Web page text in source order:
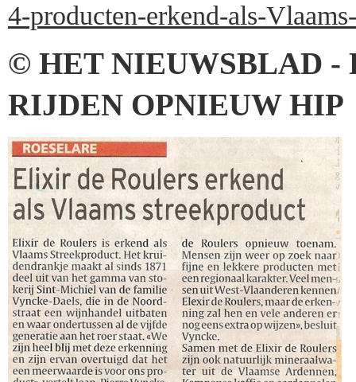
4-producten-erkend-als-
© HET NIEUWSBLAD
RIJDEN OPNIEUW HIP